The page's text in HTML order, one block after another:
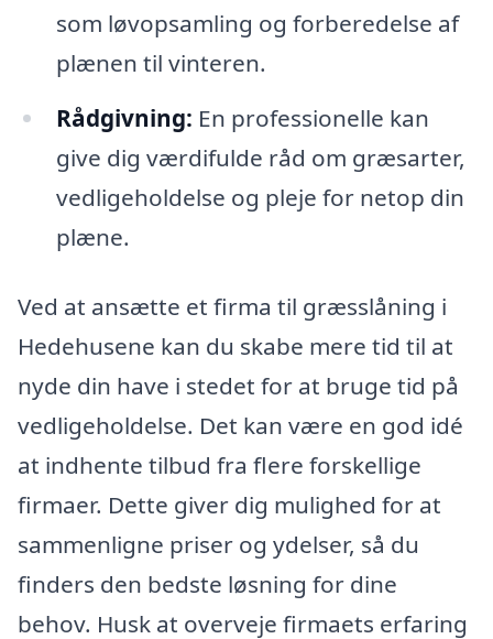
som løvopsamling og forberedelse af
plænen til vinteren.
Rådgivning: En professionelle kan
give dig værdifulde råd om græsarter,
vedligeholdelse og pleje for netop din
plæne.
Ved at ansætte et firma til græsslåning i
Hedehusene kan du skabe mere tid til at
nyde din have i stedet for at bruge tid på
vedligeholdelse. Det kan være en god idé
at indhente tilbud fra flere forskellige
firmaer. Dette giver dig mulighed for at
sammenligne priser og ydelser, så du
finders den bedste løsning for dine
behov. Husk at overveje firmaets erfaring